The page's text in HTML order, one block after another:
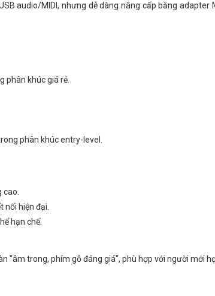
audio/MIDI, nhưng dễ dàng nâng cấp bằng adapter
phân khúc giá rẻ.
phân khúc entry-level.
hiện đại.
hạn chế.
"âm trong, phím gỗ đáng giá", phù hợp với người mới